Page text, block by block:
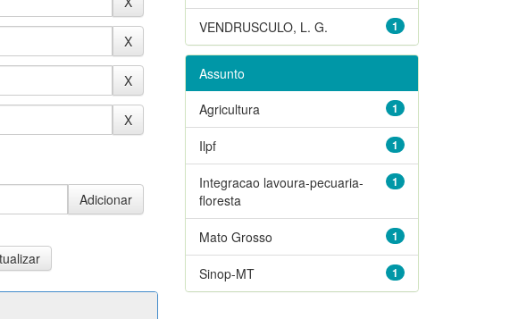
1
VENDRUSCULO, L. G.
Assunto
1
Agricultura
1
Ilpf
1
Integracao lavoura-pecuaria-
floresta
1
Mato Grosso
1
Sinop-MT